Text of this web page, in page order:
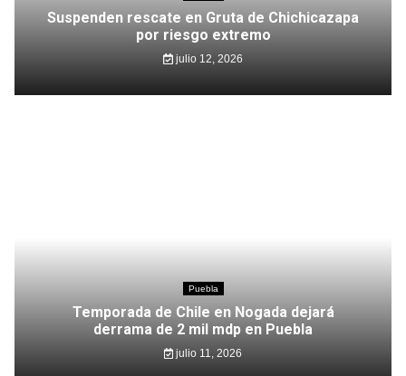
Suspenden rescate en Gruta de Chichicazapa
por riesgo extremo
julio 12, 2026
Puebla
Temporada de Chile en Nogada dejará
derrama de 2 mil mdp en Puebla
julio 11, 2026